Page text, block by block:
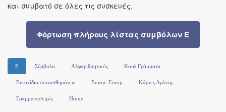
και συμβατό σε όλες τις συσκευές.
Φόρτωση πλήρους λίστας συμβόλων E
E Σύμβολα Αλφαριθμητικός Κουλ Γράμματα
Εικονίδια συναισθημάτων Emoji: Emoji Κάρτες Αγάπης
Γραμματοσειρές Home